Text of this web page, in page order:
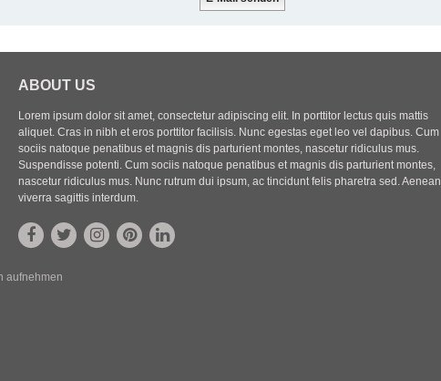
ABOUT US
Lorem ipsum dolor sit amet, consectetur adipiscing elit. In porttitor lectus quis mattis
aliquet. Cras in nibh et eros porttitor facilisis. Nunc egestas eget leo vel dapibus. Cum
sociis natoque penatibus et magnis dis parturient montes, nascetur ridiculus mus.
Suspendisse potenti. Cum sociis natoque penatibus et magnis dis parturient montes,
nascetur ridiculus mus. Nunc rutrum dui ipsum, ac tincidunt felis pharetra sed. Aenean
viverra sagittis interdum.
aufnehmen